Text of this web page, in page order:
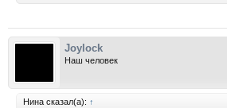
Joylock
Наш человек
Нина сказал(а): ↑